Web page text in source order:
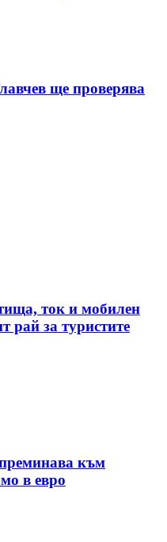
ще проверява
ток и мобилен
рай за туристите
към
в евро